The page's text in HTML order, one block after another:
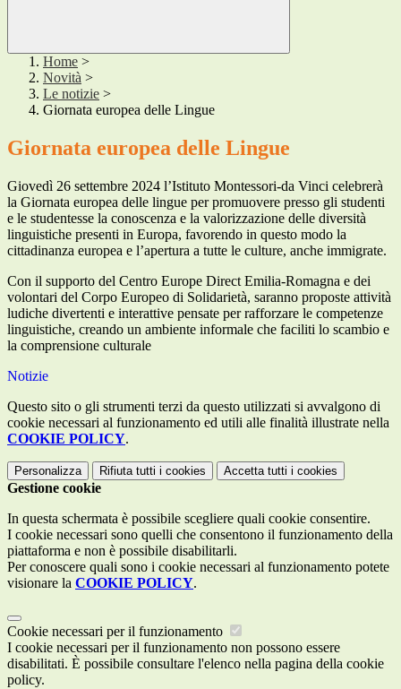
Home >
Novità >
Le notizie >
Giornata europea delle Lingue
Giornata europea delle Lingue
Giovedì 26 settembre 2024 l’Istituto Montessori-da Vinci celebrerà
la Giornata europea delle lingue per promuovere presso gli studenti
e le studentesse la conoscenza e la valorizzazione delle diversità
linguistiche presenti in Europa, favorendo in questo modo la
cittadinanza europea e l’apertura a tutte le culture, anche immigrate.
Con il supporto del Centro Europe Direct Emilia-Romagna e dei
volontari del Corpo Europeo di Solidarietà, saranno proposte attività
ludiche divertenti e interattive pensate per rafforzare le competenze
linguistiche, creando un ambiente informale che faciliti lo scambio e
la comprensione culturale
Notizie
Questo sito o gli strumenti terzi da questo utilizzati si avvalgono di
cookie necessari al funzionamento ed utili alle finalità illustrate nella
COOKIE POLICY.
Personalizza Rifiuta tutti i cookies Accetta tutti i cookies
Gestione cookie
In questa schermata è possibile scegliere quali cookie consentire.
I cookie necessari sono quelli che consentono il funzionamento della
piattaforma e non è possibile disabilitarli.
Per conoscere quali sono i cookie necessari al funzionamento potete
visionare la COOKIE POLICY.
Cookie necessari per il funzionamento
I cookie necessari per il funzionamento non possono essere
disabilitati. È possibile consultare l'elenco nella pagina della cookie
policy.